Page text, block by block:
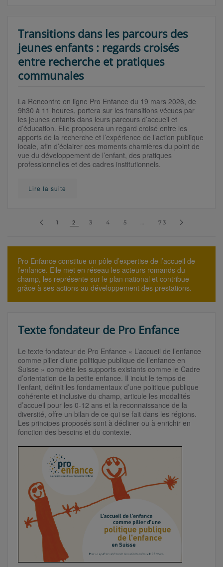
Transitions dans les parcours des
jeunes enfants : regards croisés
entre recherche et pratiques
communales
La Rencontre en ligne Pro Enfance du 19 mars 2026, de
9h30 à 11 heures, portera sur les transitions vécues par
les jeunes enfants dans leurs parcours d’accueil et
d’éducation. Elle proposera un regard croisé entre les
apports de la recherche et l’expérience de l’action publique
locale, afin d’éclairer ces moments charnières du point de
vue du développement de l’enfant, des pratiques
professionnelles et des cadres institutionnels.
Lire la suite
1 2 3 4 5 73
Pro Enfance constitue un pôle d’expertise de l’accueil de
l’enfance. Elle met en réseau les acteurs romands du
champ, les représente sur le plan national et contribue
grâce à ses actions au développement des prestations.
Texte fondateur de Pro Enfance
Le texte fondateur de Pro Enfance « L’accueil de l’enfance
comme pilier d’une politique publique de l’enfance en
Suisse » complète les supports existants comme le Cadre
d’orientation de la petite enfance. Il inclut le temps de
l’enfant, définit les fondamentaux d’une politique publique
cohérente et inclusive du champ, articule les modalités
d’accueil pour les 0-12 ans et la reconnaissance de la
diversité, offre un bilan de ce qui se fait dans les régions.
Les principes proposés sont à décliner ou à enrichir en
fonction des besoins et du contexte.